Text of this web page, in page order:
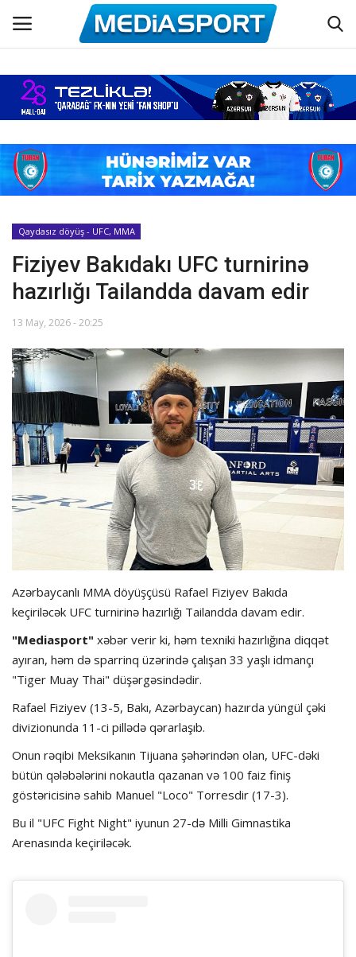
Əsas
Azərbaycan futbolu
Maraqlı
Əlaqə
Haqqımızda
Dünya futbolu
Hadisə
Olimpiada
Layihə
Formula 1
Qaydasız döyüş - UFC, MMA
Fiziyev Bakıdakı UFC turnirinə
hazırlığı Tailandda davam edir
13 May, 2026 - 20:25
Azərbaycanlı MMA döyüşçüsü Rafael Fiziyev Bakıda
keçiriləcək UFC turnirinə hazırlığı Tailandda davam edir.
"Mediasport" xəbər verir ki, həm texniki hazırlığına diqqət
ayıran, həm də sparrinq üzərində çalışan 33 yaşlı idmançı
"Tiger Muay Thai" düşərgəsindədir.
Rafael Fiziyev (13-5, Bakı, Azərbaycan) hazırda yüngül çəki
divizionunda 11-ci pillədə qərarlaşıb.
Onun rəqibi Meksikanın Tijuana şəhərindən olan, UFC-dəki
bütün qələbələrini nokautla qazanan və 100 faiz finiş
göstəricisinə sahib Manuel "Loco" Torresdir (17-3).
Bu il "UFC Fight Night" iyunun 27-də Milli Gimnastika
Arenasında keçiriləcək.